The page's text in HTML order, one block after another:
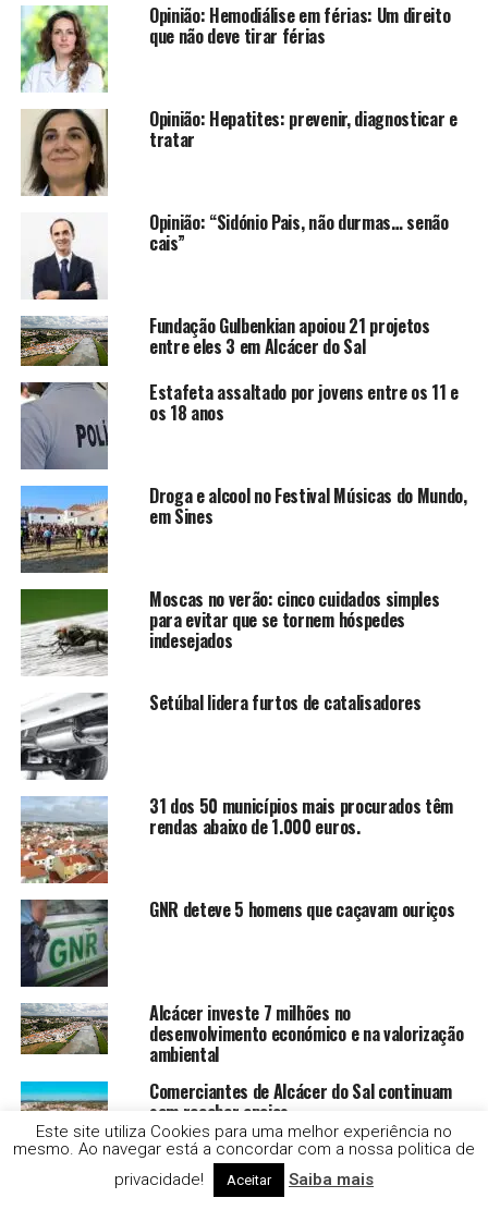
Opinião: Hemodiálise em férias: Um direito
que não deve tirar férias
Opinião: Hepatites: prevenir, diagnosticar e
tratar
Opinião: “Sidónio Pais, não durmas… senão
cais”
Fundação Gulbenkian apoiou 21 projetos
entre eles 3 em Alcácer do Sal
Estafeta assaltado por jovens entre os 11 e
os 18 anos
Droga e alcool no Festival Músicas do Mundo,
em Sines
Moscas no verão: cinco cuidados simples
para evitar que se tornem hóspedes
indesejados
Setúbal lidera furtos de catalisadores
31 dos 50 municípios mais procurados têm
rendas abaixo de 1.000 euros.
GNR deteve 5 homens que caçavam ouriços
Alcácer investe 7 milhões no
desenvolvimento económico e na valorização
ambiental
Comerciantes de Alcácer do Sal continuam
sem receber apoios
GNR apreende tabaco que teria impacto
Este site utiliza Cookies para uma melhor experiência no
mesmo. Ao navegar está a concordar com a nossa politica de
privacidade!
Aceitar Saiba mais